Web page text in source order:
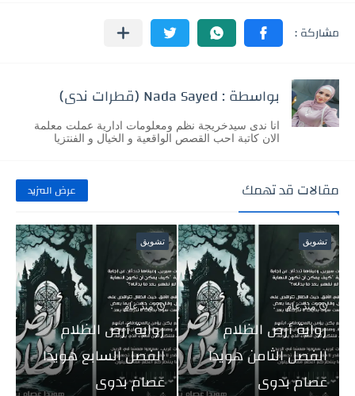
بواسطة : Nada Sayed (قطرات ندى)
انا ندى سيدخريجة نظم ومعلومات ادارية عملت معلمة
الان كاتبة احب القصص الواقعية و الخيال و الفنتزيا
مقالات قد تهمك عرض المزيد
تشويق
منذ عام
رواية أرض الظلام
الفصل الثامن هويدا
عصام بدوى
تشويق
منذ عام
رواية أرض الظلام
الفصل السابع هويدا
عصام بدوى